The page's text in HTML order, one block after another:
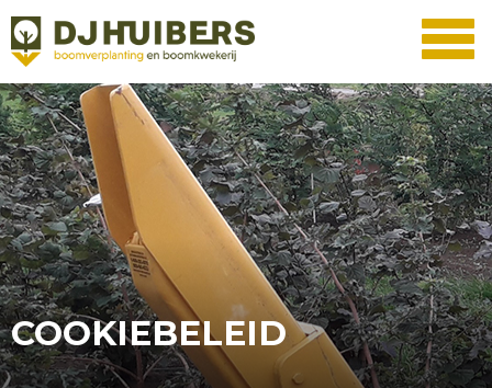
COOKIEBELEID